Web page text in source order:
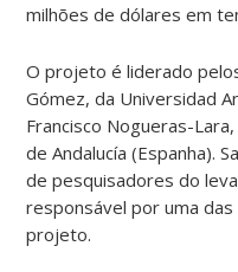
milhões de dólares em
O projeto é liderado
Gómez, da Universidad
Francisco Nogueras-
de Andalucía (Espanha).
de pesquisadores do
responsável por uma
projeto.